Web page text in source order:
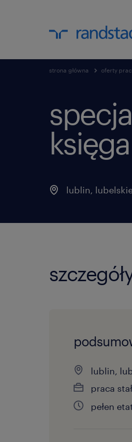
strona główna oferty
lublin,
lublin,
praca
pełen